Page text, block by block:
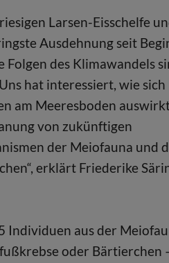
Larsen-Eisschelfe
Ausdehnung seit
Folgen des Klimawandels
hat interessiert, wie sich
am Meeresboden
von zukünftigen
der Meiofauna und
erklärt Friederike
Individuen aus der
oder Bärtierchen